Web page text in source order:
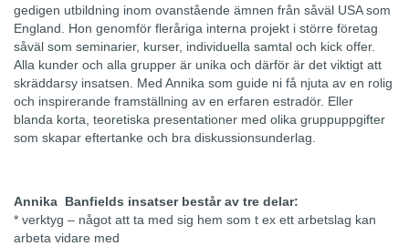
gedigen utbildning inom ovanstående ämnen från såväl USA som
England. Hon genomför fleråriga interna projekt i större företag
såväl som seminarier, kurser, individuella samtal och kick offer.
Alla kunder och alla grupper är unika och därför är det viktigt att
skräddarsy insatsen. Med Annika som guide ni få njuta av en rolig
och inspirerande framställning av en erfaren estradör. Eller
blanda korta, teoretiska presentationer med olika gruppuppgifter
som skapar eftertanke och bra diskussionsunderlag.
Annika Banfields insatser består av tre delar:
* verktyg – något att ta med sig hem som t ex ett arbetslag kan
arbeta vidare med